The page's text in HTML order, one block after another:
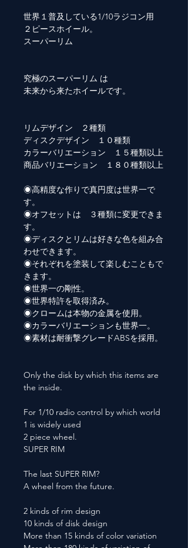
世界１普及している1/10ラジコン用
２ピースホイール。
スーパーリム
究極のスーパーリム は
未来から来たホイールです。
リムデザイン ２種類
ディスクデザイン １０種類
カラーバリエーション １５種類以上
商品バリエーション １８０種類以上
◉高精度な作りで真円度は世界一で
す。
◉オフセットは ３種類に変更できま
す。
◉ディスクとリムは好きな色を組み合
わせできます。
◉それぞれを塗装して楽しむこともで
きます。
◉世界一の剛性。
◉世界特許を取得済み。
◉クロームは本物の金属を使用。
◉カラーバリエーションも世界一。
◉素材は耐衝撃グレードABSを採用。
Only the disk by which this items are
the inside.
For 1/10 radio control by which world
1 is widely used
2 piece wheel.
SUPER RIM
The last SUPER RIM?
A wheel from the future.
2 kinds of rim design
10 kinds of disk design
More than 15 kinds of color variation